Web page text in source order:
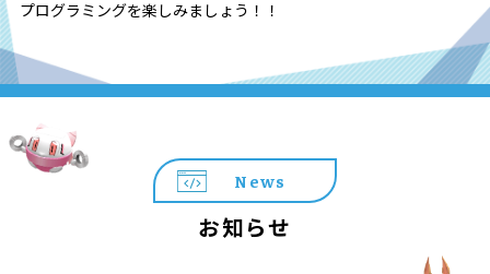
プログラミングを楽しみましょう！！
News
お知らせ